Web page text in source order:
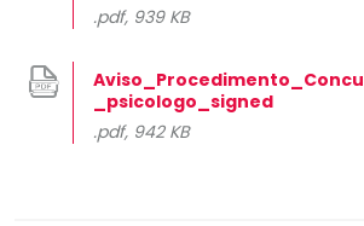
.pdf, 939 KB
_psicologo_signed
.pdf, 942 KB